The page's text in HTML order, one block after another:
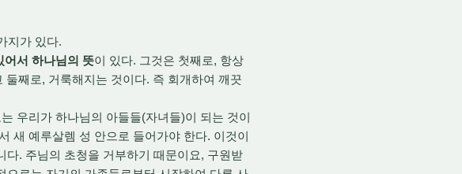
지가 있다.
어서 하나님의 뜻이 있다. 그것은 첫째로, 항상
째로, 거룩해지는 것이다. 즉 회개하여 깨끗
우리가 하나님의 아들들(자녀들)이 되는 것이
새 예루살렘 성 안으로 들어가야 한다. 이것이
. 주님의 초청을 거부하기 때문이요, 구원받